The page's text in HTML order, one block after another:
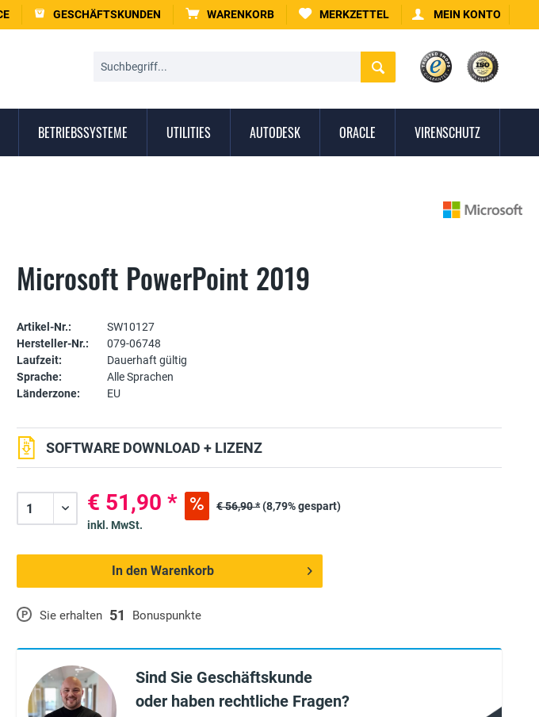
GESCHÄFTSKUNDEN WARENKORB MERKZETTEL MEIN KONTO
BETRIEBSSYSTEME UTILITIES AUTODESK ORACLE VIRENSCHUTZ
Microsoft PowerPoint 2019
Artikel-Nr.:
SW10127
Hersteller-Nr.:
079-06748
Laufzeit:
Dauerhaft gültig
Sprache:
Alle Sprachen
Länderzone:
EU
P Sie erhalten 51 Bonuspunkte
SOFTWARE DOWNLOAD + LIZENZ
€ 51,90 * € 56,90 *(8,79% gespart)
inkl. MwSt.
In den Warenkorb
Sind Sie Geschäftskunde
oder haben rechtliche Fragen?